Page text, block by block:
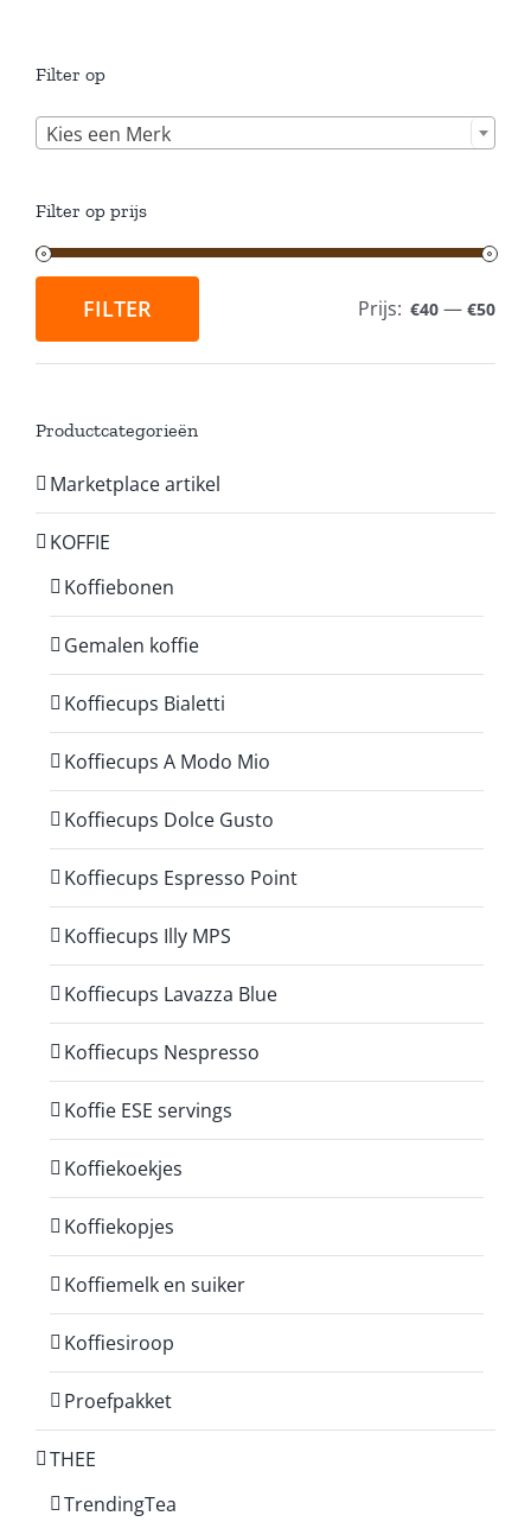
Filter op
Kies een Merk
Filter op prijs
prijs
prijs
FILTER Prijs: €40 — €50
Productcategorieën
Marketplace artikel
KOFFIE
Koffiebonen
Gemalen koffie
Koffiecups Bialetti
Koffiecups A Modo Mio
Koffiecups Dolce Gusto
Koffiecups Espresso Point
Koffiecups Illy MPS
Koffiecups Lavazza Blue
Koffiecups Nespresso
Koffie ESE servings
Koffiekoekjes
Koffiekopjes
Koffiemelk en suiker
Koffiesiroop
Proefpakket
THEE
TrendingTea